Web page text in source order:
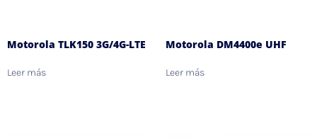
Motorola TLK150 3G/4G-LTE
Leer más
Motorola DM4400e UHF
Leer más